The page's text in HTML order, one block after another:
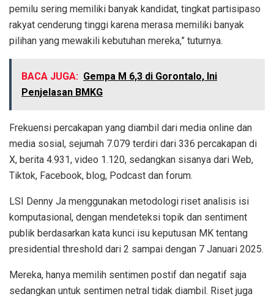
pemilu sering memiliki banyak kandidat, tingkat partisipaso
rakyat cenderung tinggi karena merasa memiliki banyak
pilihan yang mewakili kebutuhan mereka,” tuturnya.
BACA JUGA: Gempa M 6,3 di Gorontalo, Ini
Penjelasan BMKG
Frekuensi percakapan yang diambil dari media online dan
media sosial, sejumah 7.079 terdiri dari 336 percakapan di
X, berita 4.931, video 1.120, sedangkan sisanya dari Web,
Tiktok, Facebook, blog, Podcast dan forum.
LSI Denny Ja menggunakan metodologi riset analisis isi
komputasional, dengan mendeteksi topik dan sentiment
publik berdasarkan kata kunci isu keputusan MK tentang
presidential threshold dari 2 sampai dengan 7 Januari 2025.
Mereka, hanya memilih sentimen postif dan negatif saja
sedangkan untuk sentimen netral tidak diambil. Riset juga